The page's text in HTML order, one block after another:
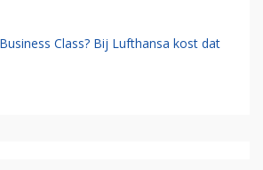
Class? Bij Lufthansa kost dat